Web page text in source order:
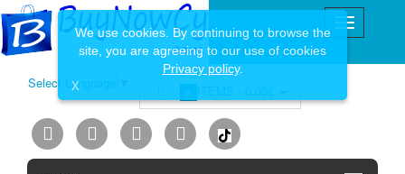
Select Language
0 ITEMS - 0.00€
We use cookies. By continuing to browse the
site, you are agreeing to our use of cookies
Privacy policy.
X